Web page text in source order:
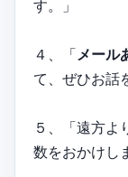
す。」
４、「メール
て、ぜひお話
５、「遠方よ
数をおかけし